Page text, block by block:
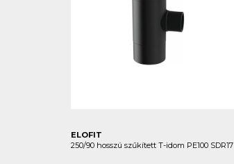
ELOFIT
250/90 hosszú szűkített T-idom PE100 SDR17